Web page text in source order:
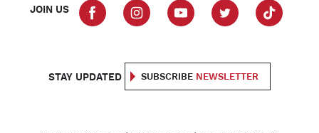
JOIN US
STAY UPDATED SUBSCRIBE NEWSLETTER